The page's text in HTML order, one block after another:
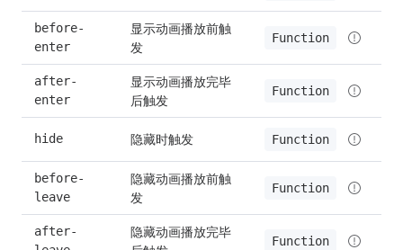
before-
enter
显示动画播放前触
发
Function
after-
enter
显示动画播放完毕
后触发
Function
hide 隐藏时触发 Function
before-
leave
隐藏动画播放前触
发
Function
after-
隐藏动画播放完毕
Function